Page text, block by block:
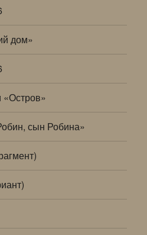
дом»
«Остров»
сын Робина»